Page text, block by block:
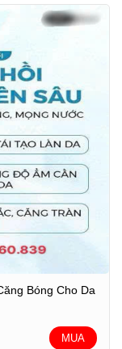
Bóng Cho Da
MUA